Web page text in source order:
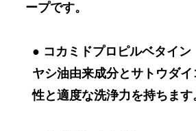
ープです。
● コカミドプロピルベタイン
ヤシ油由来成分とサトウダ
性と適度な洗浄力を持ちます